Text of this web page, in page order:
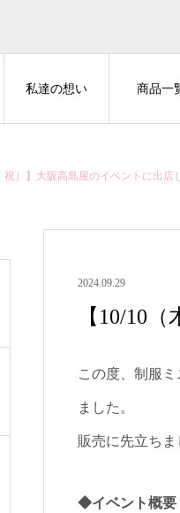
私達の想い 商品一
祝）】大阪高島屋のイベントに出店
2024.09.29
【10/10
この度、制服
ました。
販売に先立ちま
◆イベント概要